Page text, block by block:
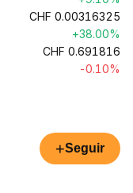
CHF 0.00316325
+38.00%
CHF 0.691816
-0.10%
+Seguir